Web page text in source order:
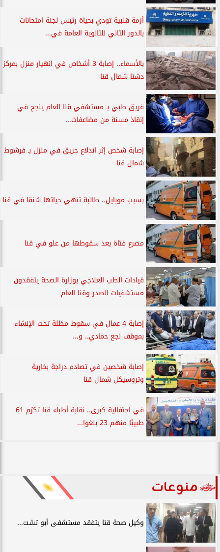
أزمة قلبية تودي بحياة رئيس لجنة امتحانات
بالدور الثاني للثانوية العامة في...
بالأسماء.. إصابة 3 أشخاص في انهيار منزل بمركز
دشنا شمال قنا
فريق طبي بـ مستشفي قنا العام ينجح في
إنقاذ مسنة من مضاعفات...
إصابة شخص إثر اندلاع حريق في منزل بـ فرشوط
شمال قنا
بسبب موبايل.. طالبة تنهي حياتها شنقا في قنا
مصرع فتاة بعد سقوطها من علو في قنا
قيادات الطب العلاجي بوزارة الصحة يتفقدون
مستشفيات الصدر وقنا العام
إصابة 4 عمال في سقوط مظلة تحت الإنشاء
بموقف نجع حمادي.. و...
إصابة شخصين في تصادم دراجة بخارية
وتروسيكل شمال قنا
في احتفالية كبرى.. نقابة أطباء قنا تكرّم 61
طبيبًا منهم 23 بلغوا...
منوعات
وكيل صحة قنا يتفقد مستشفى أبو تشت...